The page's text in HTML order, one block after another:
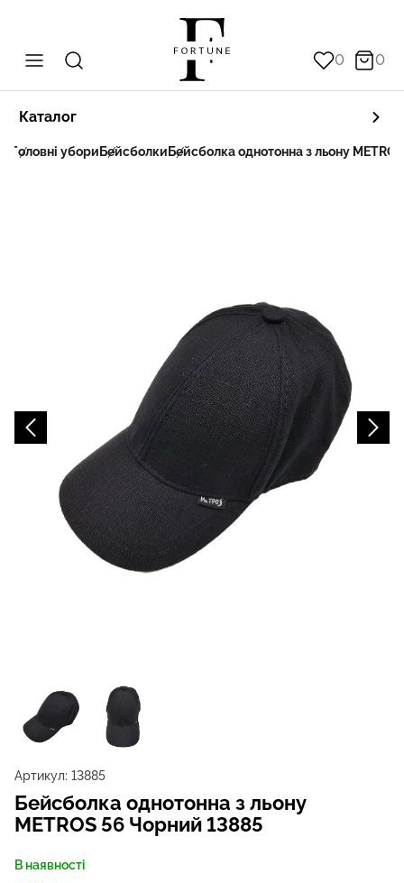
0 0
Каталог
Головні убори Бейсболки Бейсболка однотонна з льону
Артикул: 13885
Бейсболка однотонна з льону
METROS 56 Чорний 13885
В наявності